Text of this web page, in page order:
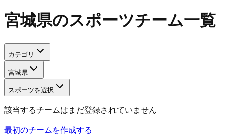
宮城県のスポーツチーム一覧
カテゴリ
宮城県
スポーツを選択
該当するチームはまだ登録されていません
最初のチームを作成する